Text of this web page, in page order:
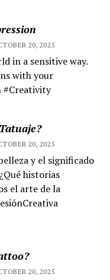
20, 2025
in a sensitive way.
with your
#Creativity
20, 2025
y el significado
historias
el arte de la
20, 2025